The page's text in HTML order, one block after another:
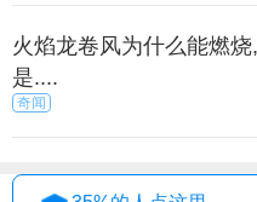
上摸自己的脸就会觉
白。酸奶更好。
火焰龙卷风为什么能燃
是....
奇闻